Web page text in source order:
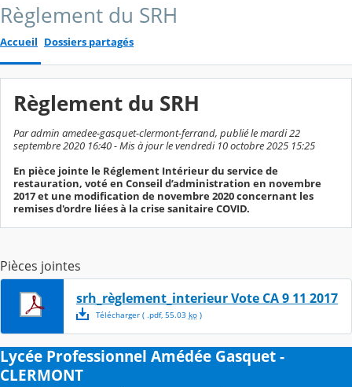
Règlement du SRH
Accueil Dossiers partagés
Règlement du SRH
Par admin amedee-gasquet-clermont-ferrand, publié le mardi 22
septembre 2020 16:40 - Mis à jour le vendredi 10 octobre 2025 15:25
En pièce jointe le Réglement Intérieur du service de
restauration, voté en Conseil d’administration en novembre
2017 et une modification de novembre 2020 concernant les
remises d'ordre liées à la crise sanitaire COVID.
Pièces jointes
srh_règlement_interieur Vote CA 9 11 2017
Télécharger( .pdf, 55.03 ko)
Lycée Professionnel Amédée Gasquet -
CLERMONT